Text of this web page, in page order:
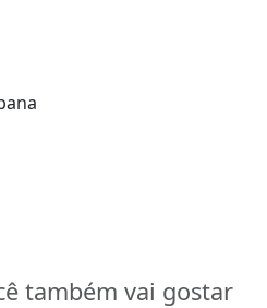
também vai gostar